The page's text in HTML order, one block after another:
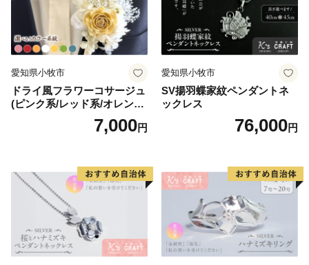
愛知県小牧市
ドライ風フラワーコサージュ
(ピンク系/レッド系/オレンジ
系/ホワイト系/イエロー系/グ
リーン系/ブルー系）7,000円
愛知県小牧市
SV揚羽蝶家紋ペンダントネ
ックレス
76,000円